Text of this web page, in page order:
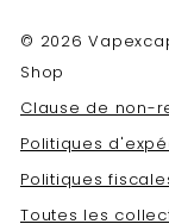
© 2026
Shop
Clause de non-
Politiques
Politiques
Toutes les